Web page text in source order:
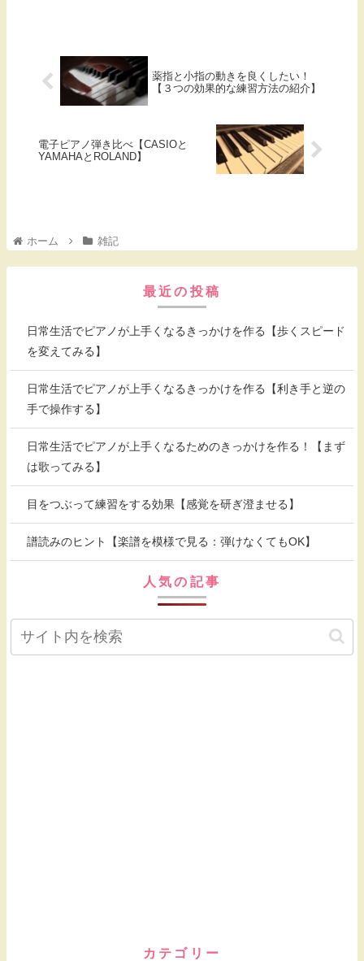
薬指と小指の動きを良くしたい！
【３つの効果的な練習方法の紹介】
電子ピアノ弾き比べ【CASIOと
YAMAHAとROLAND】
ホーム 雑記
最近の投稿
日常生活でピアノが上手くなるきっかけを作る【歩くスピード
を変えてみる】
日常生活でピアノが上手くなるきっかけを作る【利き手と逆の
手で操作する】
日常生活でピアノが上手くなるためのきっかけを作る！【まず
は歌ってみる】
目をつぶって練習をする効果【感覚を研ぎ澄ませる】
譜読みのヒント【楽譜を模様で見る：弾けなくてもOK】
人気の記事
カテゴリー